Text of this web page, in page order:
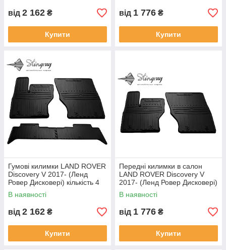
від 2 162 ₴
Купити
від 1 776 ₴
Купити
Гумові килимки LAND ROVER
Discovery V 2017- (Ленд
Ровер Дисковері) кількість 4
штуки
В наявності
від 2 162 ₴
Купити
Передні килимки в салон
LAND ROVER Discovery V
2017- (Ленд Ровер Дисковері)
кількість 2 штуки
В наявності
від 1 776 ₴
Купити